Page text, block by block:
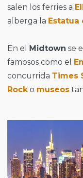
salen los ferries a
alberga la Estatua
En el Midtown se
famosos como el
concurrida Times
Rocko museos